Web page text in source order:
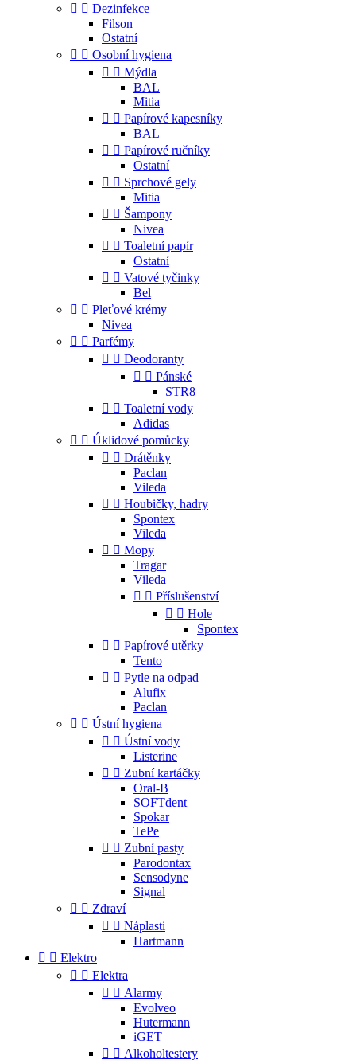
  Dezinfekce
Filson
Ostatní
  Osobní hygiena
  Mýdla
BAL
Mitia
  Papírové kapesníky
BAL
  Papírové ručníky
Ostatní
  Sprchové gely
Mitia
  Šampony
Nivea
  Toaletní papír
Ostatní
  Vatové tyčinky
Bel
  Pleťové krémy
Nivea
  Parfémy
  Deodoranty
  Pánské
STR8
  Toaletní vody
Adidas
  Úklidové pomůcky
  Drátěnky
Paclan
Vileda
  Houbičky, hadry
Spontex
Vileda
  Mopy
Tragar
Vileda
  Příslušenství
  Hole
Spontex
  Papírové utěrky
Tento
  Pytle na odpad
Alufix
Paclan
  Ústní hygiena
  Ústní vody
Listerine
  Zubní kartáčky
Oral-B
SOFTdent
Spokar
TePe
  Zubní pasty
Parodontax
Sensodyne
Signal
  Zdraví
  Náplasti
Hartmann
  Elektro
  Elektra
  Alarmy
Evolveo
Hutermann
iGET
  Alkoholtestery